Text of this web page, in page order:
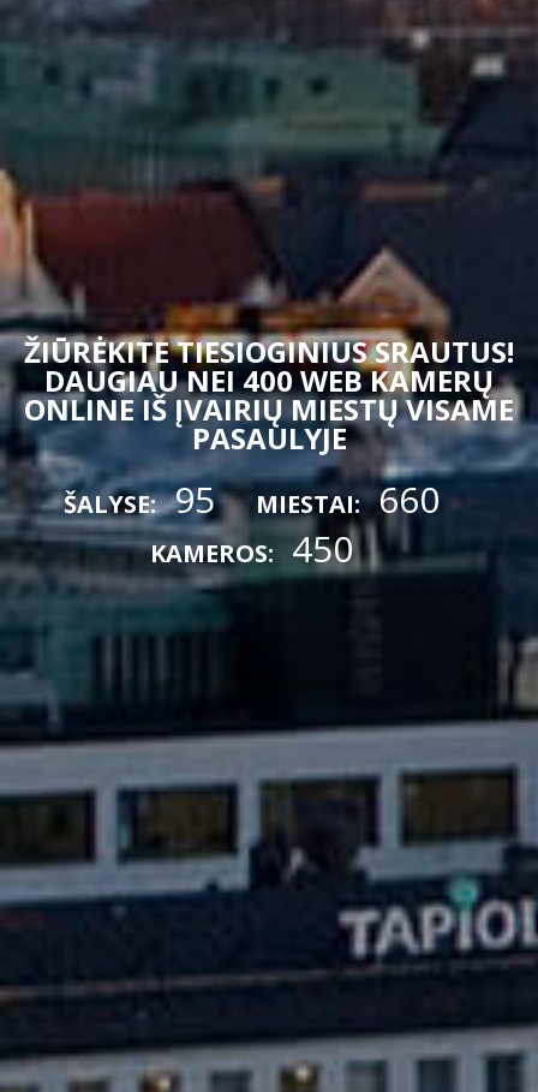
ŽIŪRĖKITE TIESIOGINIUS SRAUTUS!
DAUGIAU NEI 400 WEB KAMERŲ
ONLINE IŠ ĮVAIRIŲ MIESTŲ VISAME
PASAULYJE
ŠALYSE: 95 MIESTAI: 660
KAMEROS: 450